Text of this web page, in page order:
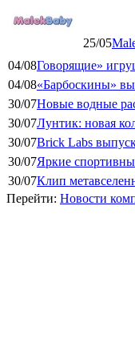
25/05
04/08Говорящие»
04/08«Барбоскины»
30/07Новые водные
30/07Лунтик: новая
30/07Brick Labs
30/07Яркие
30/07Клип
Перейти: Новости